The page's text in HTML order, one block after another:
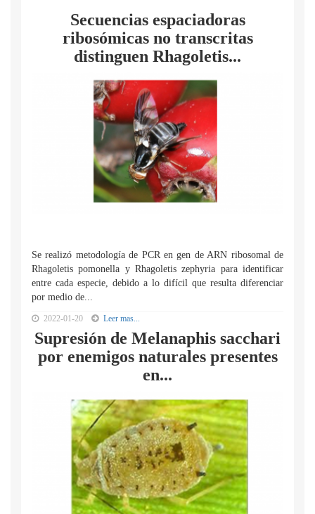
Secuencias espaciadoras
ribosómicas no transcritas
distinguen Rhagoletis...
Se realizó metodología de PCR en gen de ARN ribosomal de
Rhagoletis pomonella y Rhagoletis zephyria para identificar
entre cada especie, debido a lo difícil que resulta diferenciar
por medio de...
2022-01-20 Leer mas...
Supresión de Melanaphis sacchari
por enemigos naturales presentes
en...